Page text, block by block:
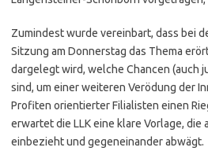
Zumindest wurde vereinbart, dass bei
Sitzung am Donnerstag das Thema
dargelegt wird, welche Chancen (auch
sind, um einer weiteren Verödung der
Profiten orientierter Filialisten einen
erwartet die LLK eine klare Vorlage, die
einbezieht und gegeneinander abwägt.